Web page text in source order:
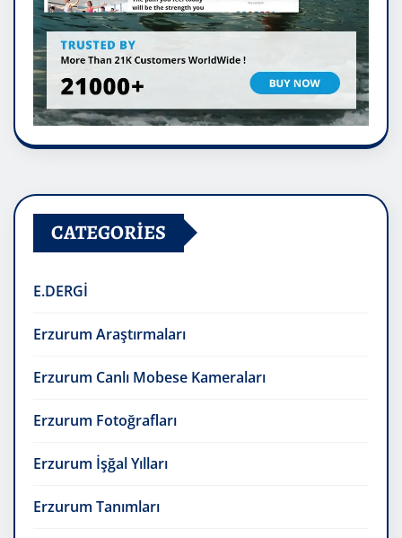
CATEGORIES
E.DERGİ
Erzurum Araştırmaları
Erzurum Canlı Mobese Kameraları
Erzurum Fotoğrafları
Erzurum İşğal Yılları
Erzurum Tanımları